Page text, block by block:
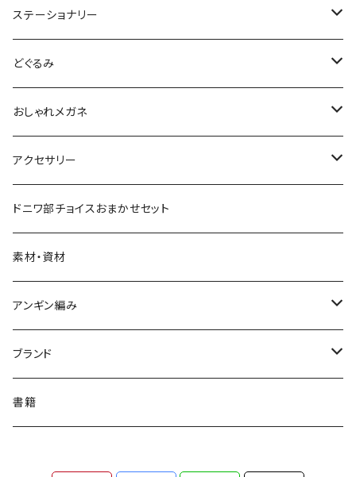
トートバッグ
ハンカチ
タオル
ポーチ
ランチバッグ
ランチョンマット
缶バッジ
25mm
38mm
マグネット
コースター
キーホルダー・ストラップ
ミラー
ステーショナリー
はんこ
miniスタンプ
消しゴムハンコ
シール
ブックカバー
レターセット・カード・ラッピング
マスキングテープ
ポストカード
ポチ袋・封筒・平袋
付箋
どぐるみ
どぐるみ本体
小
中
服・小物
おしゃれメガネ
ノーマルおしゃれメガネ
おしゃれメガネDX
おしゃれメガネ作りキット
アクセサリー
ピアス・イヤリング
ピンズ
ブローチ
ネクタイピン
ネックレス
ドニワ部チョイスおまかせセット
素材・資材
アンギン編み
アンギン編み機1weekレンタル
選べるたて糸・横糸セット
ブランド
ドニワ部オリジナル
書籍